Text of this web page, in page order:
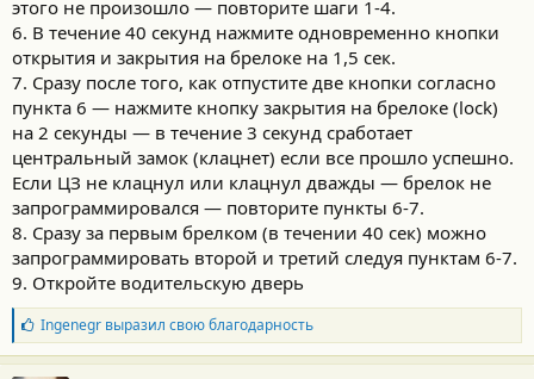
этого не произошло — повторите шаги 1-4.
6. В течение 40 секунд нажмите одновременно кнопки
открытия и закрытия на брелоке на 1,5 сек.
7. Сразу после того, как отпустите две кнопки согласно
пункта 6 — нажмите кнопку закрытия на брелоке (lock)
на 2 секунды — в течение 3 секунд сработает
центральный замок (клацнет) если все прошло успешно.
Если ЦЗ не клацнул или клацнул дважды — брелок не
запрограммировался — повторите пункты 6-7.
8. Сразу за первым брелком (в течении 40 сек) можно
запрограммировать второй и третий следуя пунктам 6-7.
9. Откройте водительскую дверь
Б
л
а
Ingenegrвыразил свою благодарность